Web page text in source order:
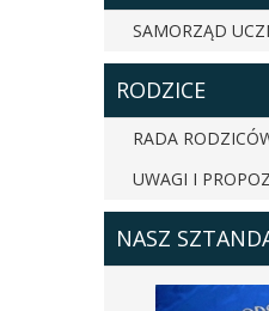
SAMORZĄD
RODZICE
RADA
UWAGI I
NASZ